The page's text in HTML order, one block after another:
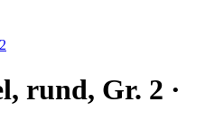
rund, Gr. 2 ·